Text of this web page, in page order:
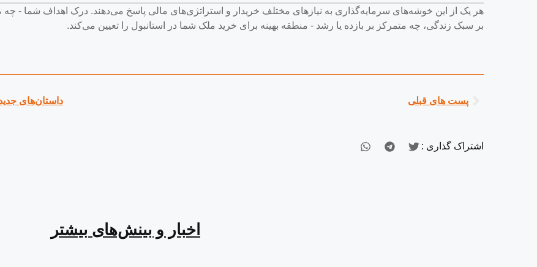
هر یک از این خوشه‌های سرمایه‌گذاری به نیازهای مختلف خریدار و استراتژی‌های مالی پاسخ می‌دهند. درک اهداف شما - چه
بر سبک زندگی، چه متمرکز بر بازده یا رشد - منطقه بهینه برای خرید ملک شما در استانبول را تعیین می‌کند.
پست های قبلی داستان‌های
اشتراک گذاری :
اخبار و بینش‌های بیشتر